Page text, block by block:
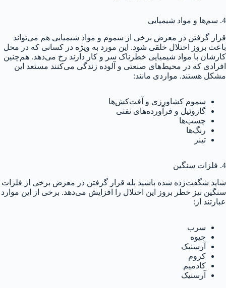
4. سم‌ها و مواد شیمیایی
قرار گرفتن در معرض برخی از سموم و مواد شیمیایی هم می‌تواند
باعث بروز اختلال خلقی شود. این مورد به ویژه در کسانی که در محل
کارشان با مواد شیمیایی خطرناک سر و کار دارند رخ می‌دهد. هم‌چنین
افرادی که در محیط‌های صنعتی و آلوده زندگی می‌کنند مستعد این
مشکل هستند. مواردی مانند:
سموم کشاورزی و آفت‌کش‌ها
گازوئیل و فرآورده‌های نفتی
چسب‌ها
رنگ‌ها
تینر
4. فلزات سنگین
شاید شگفت‌زده شده باشید بله قرار گرفتن در معرض برخی از فلزات
سنگین نیز خطر بروز این اختلال را افزایش می‌دهد. برخی از این موارد
عبارتند از:
سرب
جیوه
آرسنیک
کروم
کادمیم
آرسنیک